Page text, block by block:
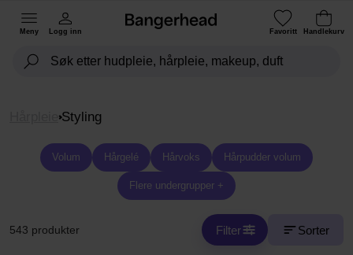
Meny Logg inn Favoritt Handlekurv
Styling
Volum Hårgelé Hårvoks Hårpudder volum
Flere undergrupper +
543 produkter Filter Sorter